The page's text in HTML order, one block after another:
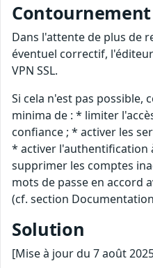
Dans l'attente de plus de
éventuel correctif,
VPN SSL.
Si cela n'est pas possible,
minima de : * limiter
confiance ; * activer les
* activer l'authentification
supprimer les comptes
mots de passe en accord
(cf. section
Solution
[Mise à jour du 7 août